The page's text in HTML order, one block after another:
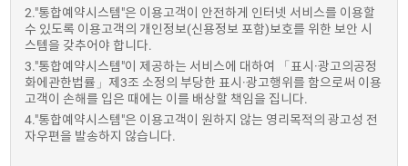
2."통합예약시스템"은 이용고객이 안전하게 인터넷 서비스를 이용할
수 있도록 이용고객의 개인정보(신용정보 포함)보호를 위한 보안 시
스템을 갖추어야 합니다.
3."통합예약시스템"이 제공하는 서비스에 대하여 「표시·광고의공정
화에관한법률」제3조 소정의 부당한 표시·광고행위를 함으로써 이용
고객이 손해를 입은 때에는 이를 배상할 책임을 집니다.
4."통합예약시스템"은 이용고객이 원하지 않는 영리목적의 광고성 전
자우편을 발송하지 않습니다.